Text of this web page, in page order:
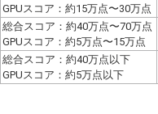
GPUスコア：約15万点〜30万点
総合スコア：約40万点〜70万点
GPUスコア：約5万点〜15万点
総合スコア：約40万点以下
GPUスコア：約5万点以下